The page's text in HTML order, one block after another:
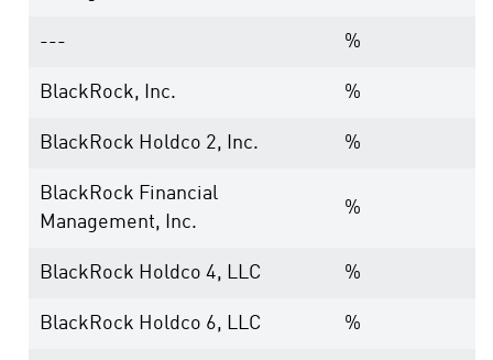
--- %
BlackRock, Inc. %
BlackRock Holdco 2, Inc. %
BlackRock Financial
Management, Inc.
%
BlackRock Holdco 4, LLC %
BlackRock Holdco 6, LLC %